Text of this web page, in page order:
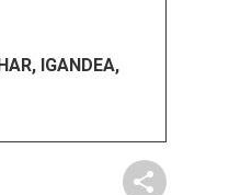
IGANDEA,